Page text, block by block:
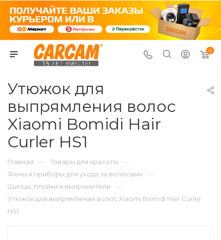
0
Утюжок для
выпрямления волос
Xiaomi Bomidi Hair
Curler HS1
Главная — Товары для красоты —
Фены и приборы для ухода за волосами —
Щипцы, плойки и выпрямители —
Утюжок для выпрямления волос Xiaomi Bomidi Hair Curler
HS1